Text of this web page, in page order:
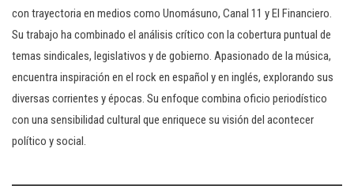
con trayectoria en medios como Unomásuno, Canal 11 y El Financiero.
Su trabajo ha combinado el análisis crítico con la cobertura puntual de
temas sindicales, legislativos y de gobierno. Apasionado de la música,
encuentra inspiración en el rock en español y en inglés, explorando sus
diversas corrientes y épocas. Su enfoque combina oficio periodístico
con una sensibilidad cultural que enriquece su visión del acontecer
político y social.